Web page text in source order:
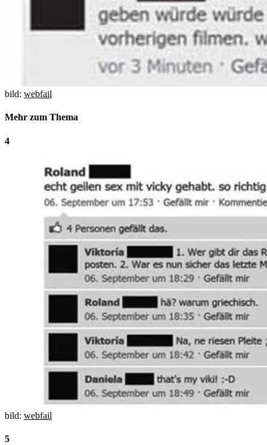
bild: webfail
Mehr zum Thema
4
bild: webfail
5